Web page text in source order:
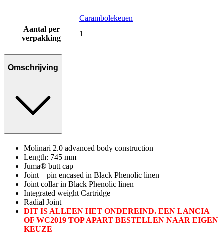
Carambolekeuen
Aantal per
verpakking
1
Omschrijving
Molinari 2.0 advanced body construction
Length: 745 mm
Juma® butt cap
Joint – pin encased in Black Phenolic linen
Joint collar in Black Phenolic linen
Integrated weight Cartridge
Radial Joint
DIT IS ALLEEN HET ONDEREIND. EEN LANCIA
OF WC2019 TOP APART BESTELLEN NAAR EIGEN
KEUZE